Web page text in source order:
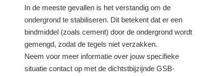
In de meeste gevallen is het verstandig om de
ondergrond te stabiliseren. Dit betekent dat er een
bindmiddel (zoals cement) door de ondergrond wordt
gemengd, zodat de tegels niet verzakken.
Neem voor meer informatie over jouw specifieke
situatie contact op met de dichtstbijzijnde GSB-